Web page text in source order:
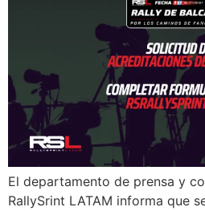
El departamento de prensa y
RallySrint LATAM informa que